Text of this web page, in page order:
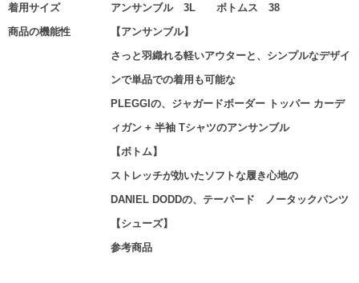
着用サイズ
アンサンブル 3L ボトムス 38
商品の機能性
【アンサンブル】
さっと羽織れる軽いアウターと、シンプルなデザイ
ンで単品での着用も可能な
PLEGGIの、ジャガードボーダー トッパー カーデ
ィガン + 半袖 Tシャツのアンサンブル
【ボトム】
ストレッチが効いたソフトな履き心地の
DANIEL DODDの、テーパード ノータックパンツ
【シューズ】
参考商品